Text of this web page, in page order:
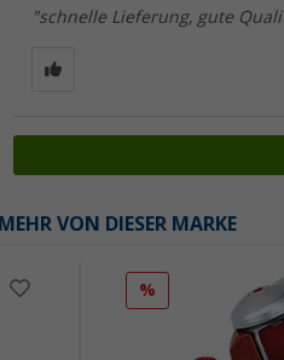
"schnelle Lieferung, gute
MEHR VON DIESER MARKE
%